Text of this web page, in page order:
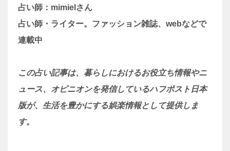
占い師：mimielさん
占い師・ライター。ファッション雑誌、webなどで
連載中
この占い記事は、暮らしにおけるお役立ち情報やニ
ュース、オピニオンを発信しているハフポスト日本
版が、生活を豊かにする娯楽情報として提供しま
す。